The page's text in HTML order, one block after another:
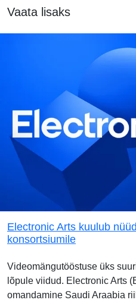
Vaata lisaks
Electronic Arts kuulub
konsortsiumile
Videomängutööstuse üks
lõpule viidud. Electronic Arts
omandamine Saudi Araabia